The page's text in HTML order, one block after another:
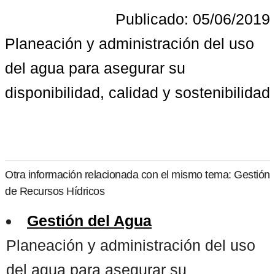
Publicado: 05/06/2019
Planeación y administración del uso
del agua para asegurar su
disponibilidad, calidad y sostenibilidad
Otra información relacionada con el mismo tema: Gestión
de Recursos Hídricos
Gestión del Agua
Planeación y administración del uso
del agua para asegurar su